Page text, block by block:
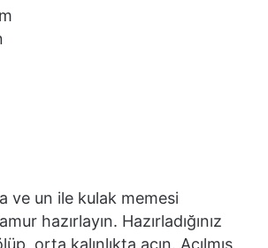
ve un ile kulak memesi
hazırlayın. Hazırladığınız
orta kalınlıkta açın. Açılmış